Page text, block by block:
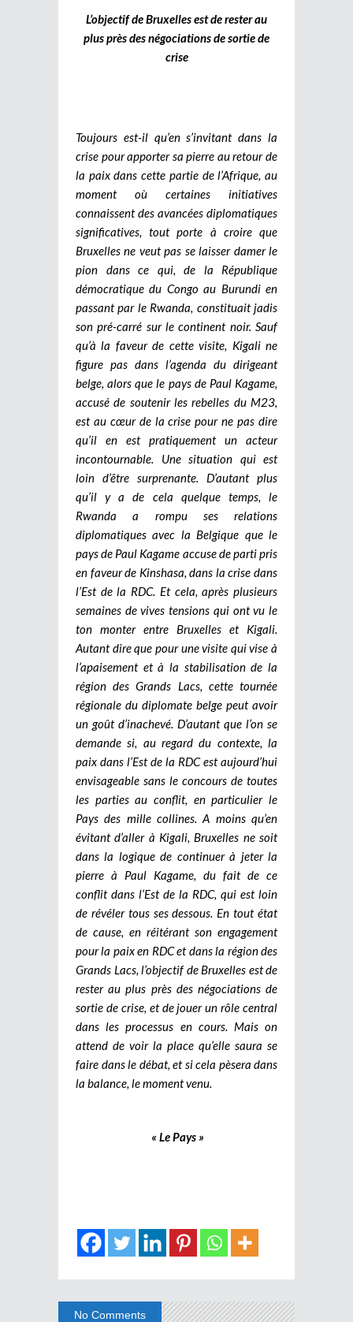
L’objectif de Bruxelles est de rester au
plus près des négociations de sortie de
crise
Toujours est-il qu’en s’invitant dans la
crise pour apporter sa pierre au retour de
la paix dans cette partie de l’Afrique, au
moment où certaines initiatives
connaissent des avancées diplomatiques
significatives, tout porte à croire que
Bruxelles ne veut pas se laisser damer le
pion dans ce qui, de la République
démocratique du Congo au Burundi en
passant par le Rwanda, constituait jadis
son pré-carré sur le continent noir. Sauf
qu’à la faveur de cette visite, Kigali ne
figure pas dans l’agenda du dirigeant
belge, alors que le pays de Paul Kagame,
accusé de soutenir les rebelles du M23,
est au cœur de la crise pour ne pas dire
qu’il en est pratiquement un acteur
incontournable. Une situation qui est
loin d’être surprenante. D’autant plus
qu’il y a de cela quelque temps, le
Rwanda a rompu ses relations
diplomatiques avec la Belgique que le
pays de Paul Kagame accuse de parti pris
en faveur de Kinshasa, dans la crise dans
l’Est de la RDC. Et cela, après plusieurs
semaines de vives tensions qui ont vu le
ton monter entre Bruxelles et Kigali.
Autant dire que pour une visite qui vise à
l’apaisement et à la stabilisation de la
région des Grands Lacs, cette tournée
régionale du diplomate belge peut avoir
un goût d’inachevé. D’autant que l’on se
demande si, au regard du contexte, la
paix dans l’Est de la RDC est aujourd’hui
envisageable sans le concours de toutes
les parties au conflit, en particulier le
Pays des mille collines. A moins qu’en
évitant d’aller à Kigali, Bruxelles ne soit
dans la logique de continuer à jeter la
pierre à Paul Kagame, du fait de ce
conflit dans l’Est de la RDC, qui est loin
de révéler tous ses dessous. En tout état
de cause, en réitérant son engagement
pour la paix en RDC et dans la région des
Grands Lacs, l’objectif de Bruxelles est de
rester au plus près des négociations de
sortie de crise, et de jouer un rôle central
dans les processus en cours. Mais on
attend de voir la place qu’elle saura se
faire dans le débat, et si cela pèsera dans
la balance, le moment venu.
« Le Pays »
No Comments